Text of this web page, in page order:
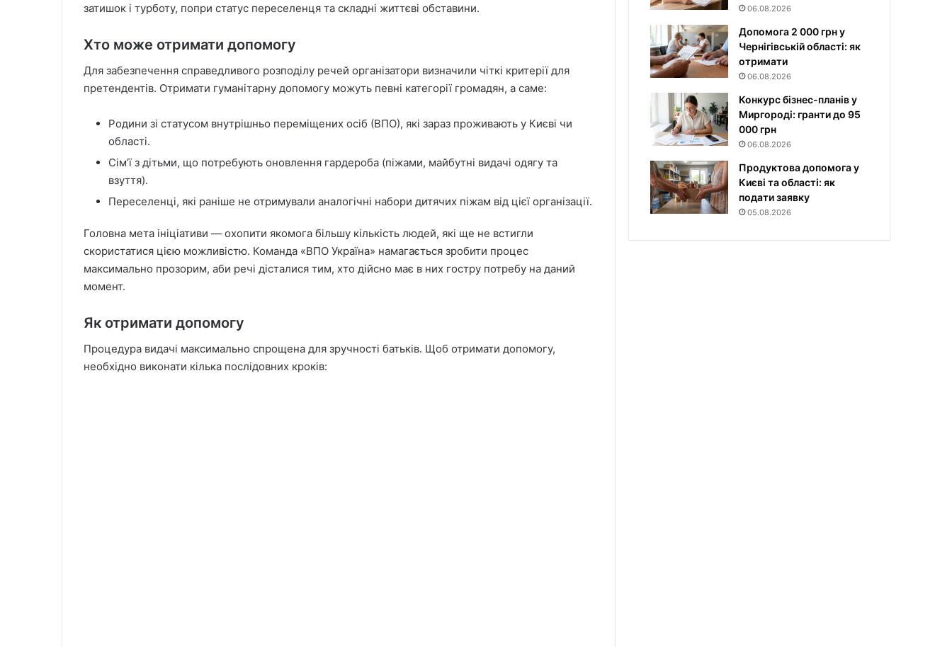
затишок і турботу, попри статус переселенця та складні життєві обставини.
Хто може отримати допомогу
Для забезпечення справедливого розподілу речей організатори визначили чіткі критерії для
претендентів. Отримати гуманітарну допомогу можуть певні категорії громадян, а саме:
Родини зі статусом внутрішньо переміщених осіб (ВПО), які зараз проживають у Києві чи
області.
Сім’ї з дітьми, що потребують оновлення гардероба (піжами, майбутні видачі одягу та
взуття).
Переселенці, які раніше не отримували аналогічні набори дитячих піжам від цієї організації.
Головна мета ініціативи — охопити якомога більшу кількість людей, які ще не встигли
скористатися цією можливістю. Команда «ВПО Україна» намагається зробити процес
максимально прозорим, аби речі дісталися тим, хто дійсно має в них гостру потребу на даний
момент.
Як отримати допомогу
Процедура видачі максимально спрощена для зручності батьків. Щоб отримати допомогу,
необхідно виконати кілька послідовних кроків:
06.08.2026
Допомога 2 000 грн у
Чернігівській області: як
отримати
06.08.2026
Конкурс бізнес-планів у
Миргороді: гранти до 95
000 грн
06.08.2026
Продуктова допомога у
Києві та області: як
подати заявку
05.08.2026